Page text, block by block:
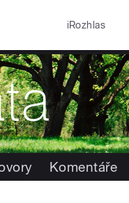
iRozhlas
Komentáře